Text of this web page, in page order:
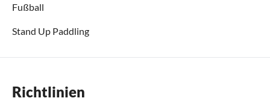
Fußball
Stand Up Paddling
Richtlinien